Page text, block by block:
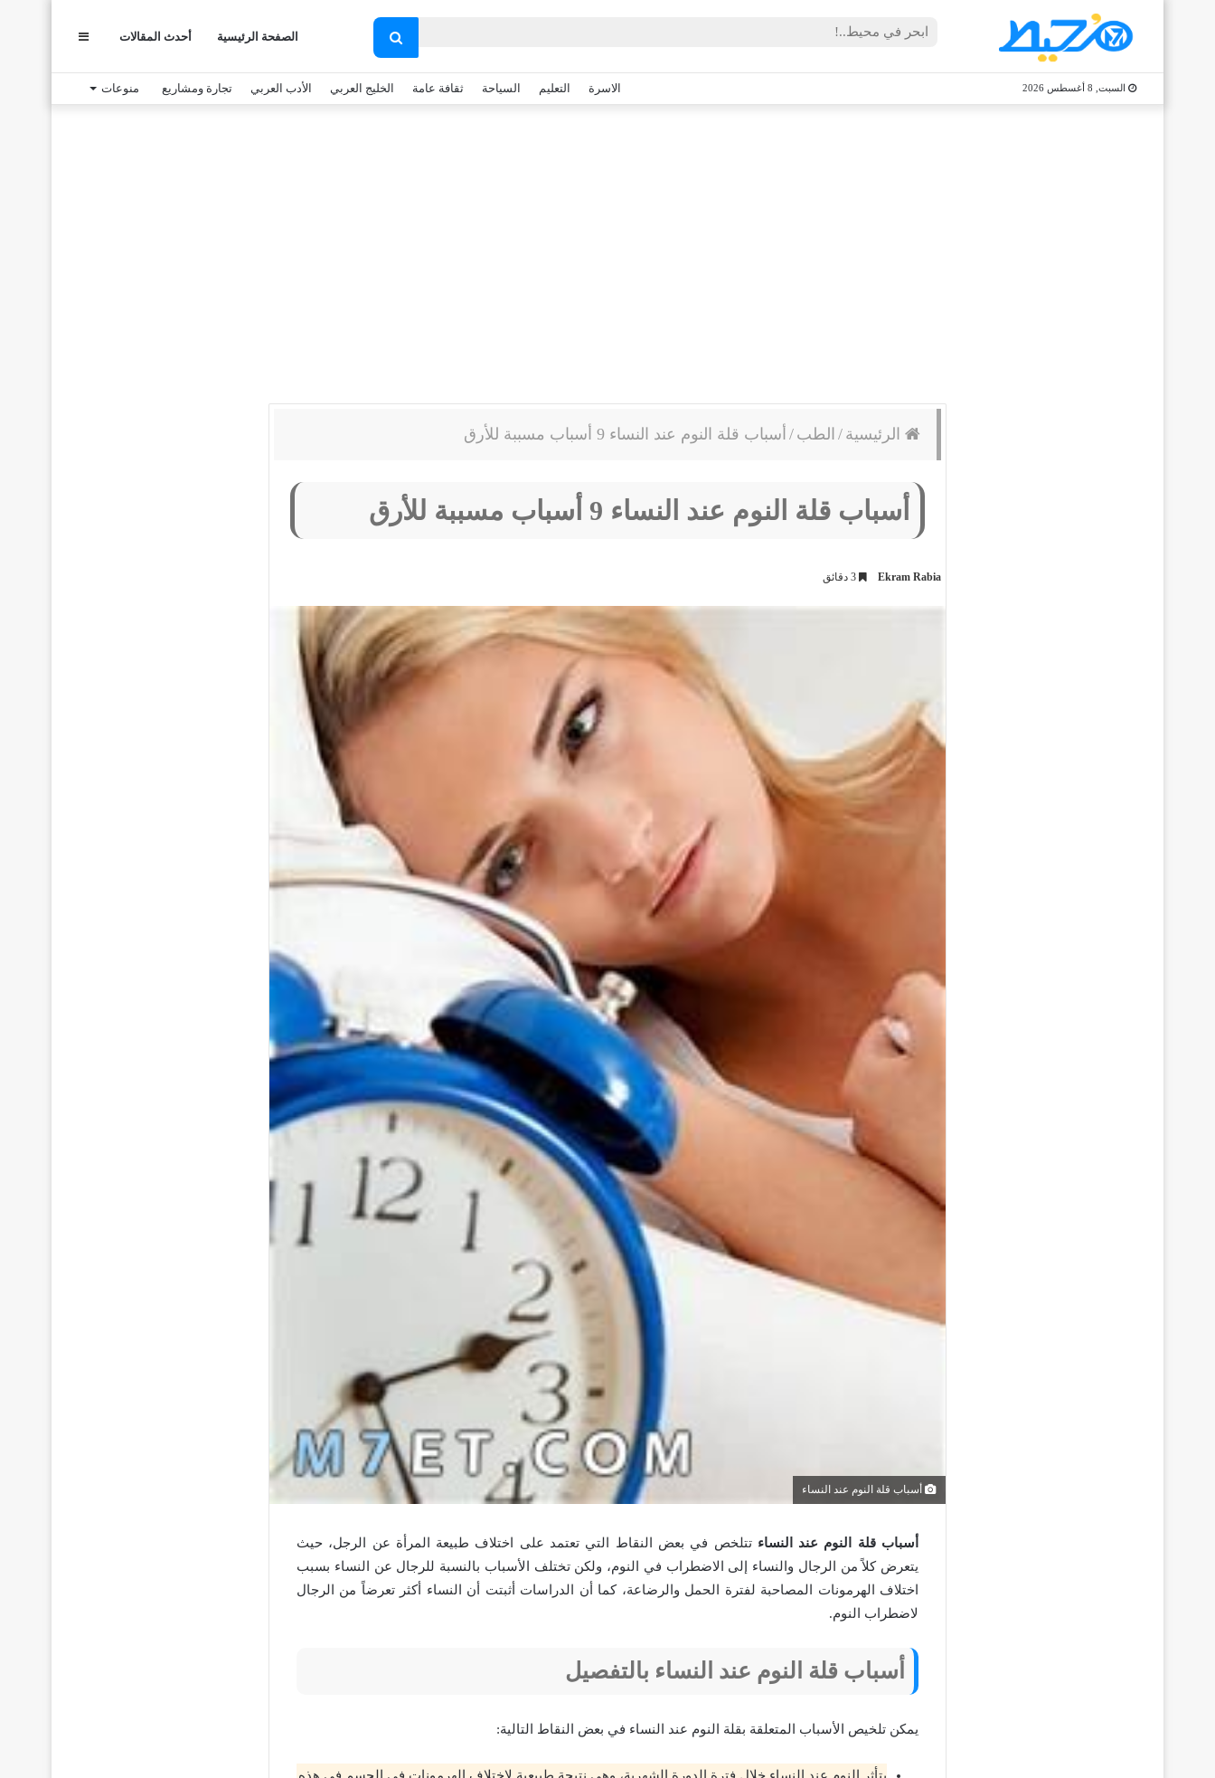
بحث
عن
الصفحة الرئيسية أحدث المقالات
السبت, 8 أغسطس 2026 الاسرة التعليم السياحة ثقافة عامة الخليج العربي الأدب العربي تجارة ومشاريع منوعات
الرئيسية / الطب / أسباب قلة النوم عند النساء 9 أسباب مسببة للأرق
أسباب قلة النوم عند النساء 9 أسباب مسببة للأرق
Ekram Rabia
أسباب قلة النوم عند النساء
أسباب قلة النوم عند النساء تتلخص في بعض النقاط التي تعتمد على اختلاف طبيعة المرأة عن الرجل، حيث
يتعرض كلاً من الرجال والنساء إلى الاضطراب في النوم، ولكن تختلف الأسباب بالنسبة للرجال عن النساء بسبب
اختلاف الهرمونات المصاحبة لفترة الحمل والرضاعة، كما أن الدراسات أثبتت أن النساء أكثر تعرضاً من الرجال
لاضطراب النوم.
أسباب قلة النوم عند النساء بالتفصيل
يمكن تلخيص الأسباب المتعلقة بقلة النوم عند النساء في بعض النقاط التالية: